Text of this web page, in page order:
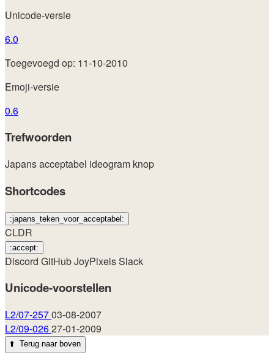
Unicode-versie
6.0
Toegevoegd op: 11-10-2010
Emoji-versie
0.6
Trefwoorden
Japansacceptabel ideogram knop
Shortcodes
:japans_teken_voor_acceptabel:
CLDR
:accept:
Discord GitHubJoyPixelsSlack
Unicode-voorstellen
L2/07-25703-08-2007
L2/09-02627-01-2009
⬆️ Terug naar boven